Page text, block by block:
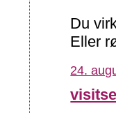
Du
Eller
24.